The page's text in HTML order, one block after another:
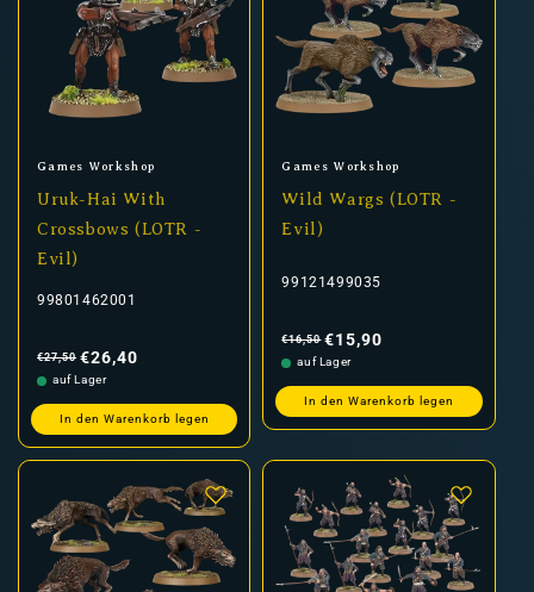
Anbieter:
Games Workshop
Uruk-Hai With
Crossbows (LOTR -
Evil)
99801462001
Preis
€27,50 €26,40
auf Lager
In den Warenkorb legen
Anbieter:
Games Workshop
Wild Wargs (LOTR -
Evil)
99121499035
Preis
€16,50 €15,90
auf Lager
In den Warenkorb legen